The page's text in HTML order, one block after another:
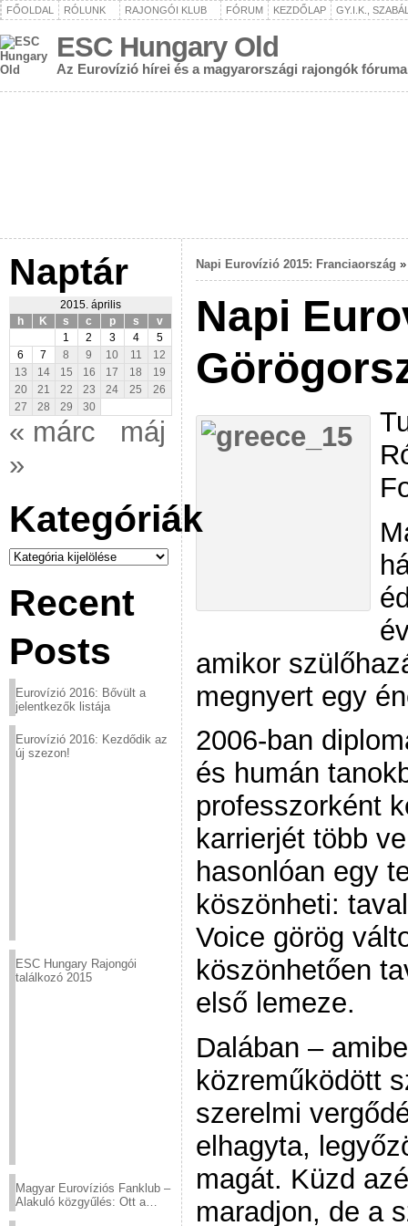
FŐOLDAL RÓLUNK RAJONGÓI KLUB FÓRUM KEZDŐLAP GY.I.K.,
ESC Hungary Old
Az Eurovízió hírei és a magyarországi rajongók fóruma
Naptár
2015. április
h
K s c p s
v
1
2 3 4
5
6
7 8 9 10 11
12
13
14 15 16 17 18
19
20
21 22 23 24 25
26
27
28 29 30
« márc
máj
»
Kategóriák
Kategóriák
Recent
Posts
Eurovízió 2016: Bővült a
jelentkezők listája
Eurovízió 2016: Kezdődik az
új szezon!
ESC Hungary Rajongói
találkozó 2015
Magyar Eurovíziós Fanklub –
Alakuló közgyűlés: Ott a
Napi Eurovízió 2015: Franciaország
Napi
amikor
megnyert egy
2006-ban
és humán
professzorként
karrierjét több
hasonlóan egy
köszönheti:
Voice görög
köszönhetően
első lemeze.
Dalában –
közreműködött
szerelmi
elhagyta,
magát. Küzd
maradjon, de a